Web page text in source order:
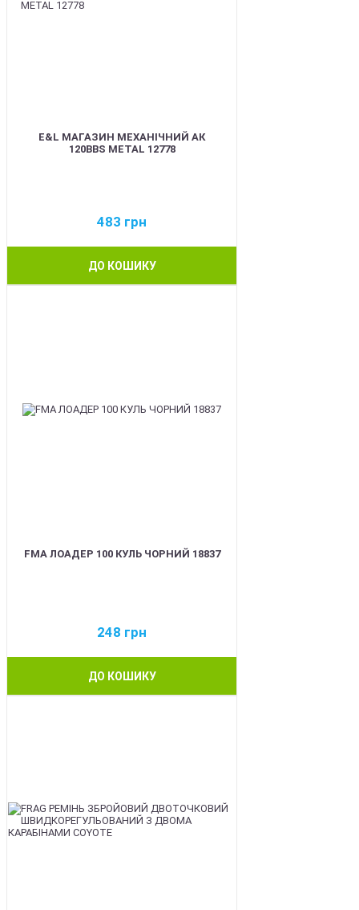
E&L МАГАЗИН МЕХАНІЧНИЙ АК
120BBS METAL 12778
483 грн
ДО КОШИКУ
FMA ЛОАДЕР 100 КУЛЬ ЧОРНИЙ 18837
248 грн
ДО КОШИКУ